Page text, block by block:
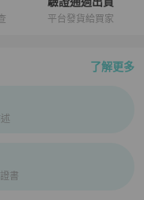
平台發貨給買家
了解更多
流程介紹
書